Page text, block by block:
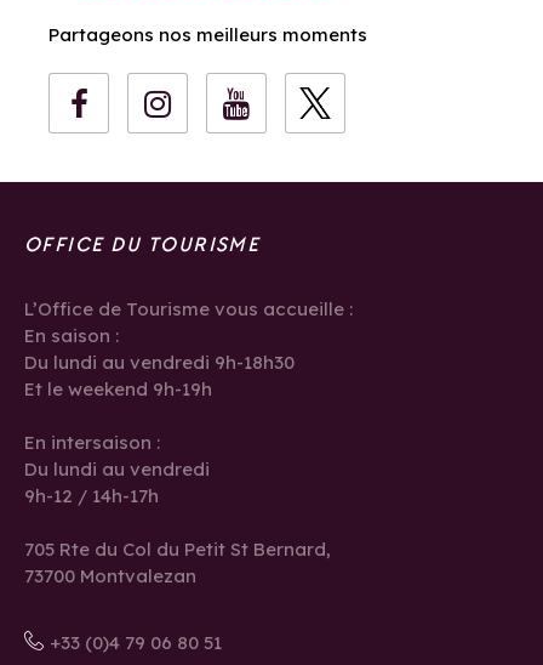
Partageons nos meilleurs moments
OFFICE DU TOURISME
L’Office de Tourisme vous accueille :
En saison :
Du lundi au vendredi 9h-18h30
Et le weekend 9h-19h
En intersaison :
Du lundi au vendredi
9h-12 / 14h-17h
705 Rte du Col du Petit St Bernard,
73700 Montvalezan
+33 (0)4 79 06 80 51